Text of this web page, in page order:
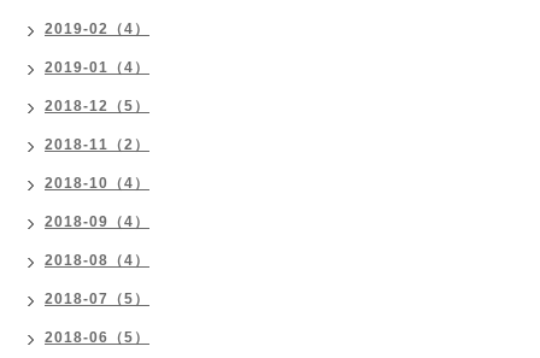
2019-02（4）
2019-01（4）
2018-12（5）
2018-11（2）
2018-10（4）
2018-09（4）
2018-08（4）
2018-07（5）
2018-06（5）